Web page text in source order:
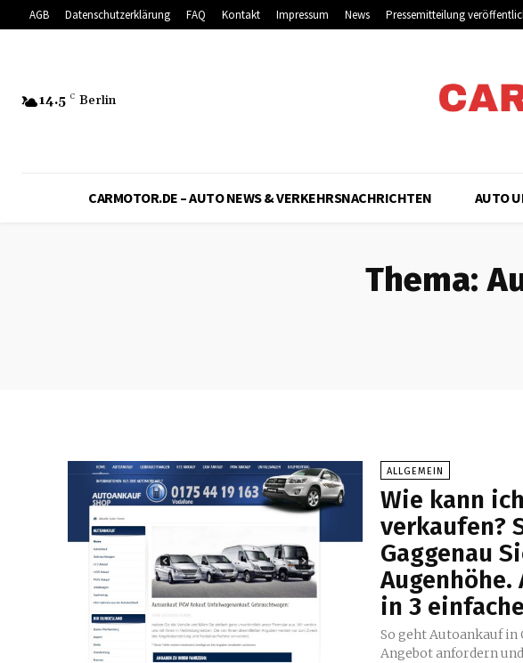
AGB Datenschutzerklärung FAQ Kontakt Impressum News Pressemitteilung
14.5 C Berlin
CARMOTOR.DE – AUTO NEWS & VERKEHRSNACHRICHTEN AUTO
Thema:
ALLGEMEIN
Wie kann
verkaufen?
Gaggenau
in 3
So geht Autoankauf in
Angebot anfordern